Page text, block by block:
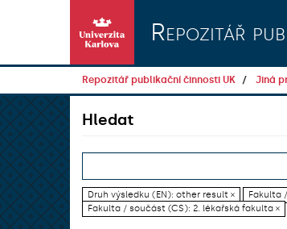
Repozitář
Repozitář publikační činnosti UK Jiná
Hledat
Druh výsledku (EN): other result × Fakulta
Fakulta / součást (CS): 2. lékařská fakulta ×